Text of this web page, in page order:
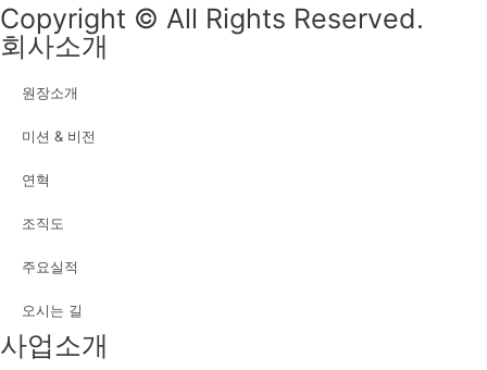
Copyright © All Rights Reserved.
회사소개
원장소개
미션 & 비전
연혁
조직도
주요실적
오시는 길
사업소개